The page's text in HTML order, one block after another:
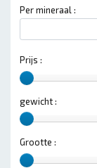
Per mineraal :
Prijs :
gewicht :
Grootte :